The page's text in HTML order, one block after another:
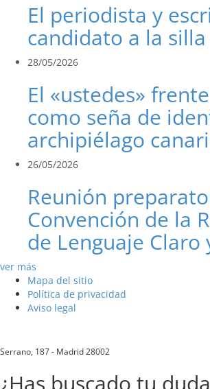
El periodista y
candidato a la silla
28/05/2026
El «ustedes»
como seña de
archipiélago
26/05/2026
Reunión
Convención de la
de Lenguaje Claro
ver más
Mapa del sitio
Política de privacidad
Aviso legal
Serrano, 187 - Madrid 28002
¿Has buscado tu